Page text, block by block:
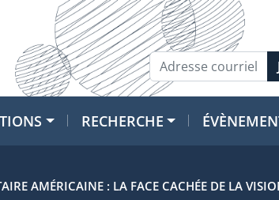
RECHERCHE
AMÉRICAINE : LA FACE CACHÉE DE LA